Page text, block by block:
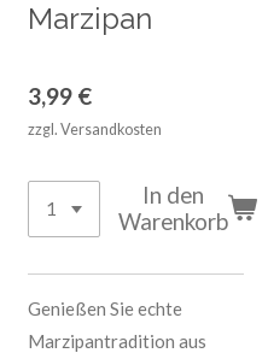
Marzipan
3,99 €
zzgl. Versandkosten
In den
Warenkorb
Genießen Sie echte
Marzipantradition aus